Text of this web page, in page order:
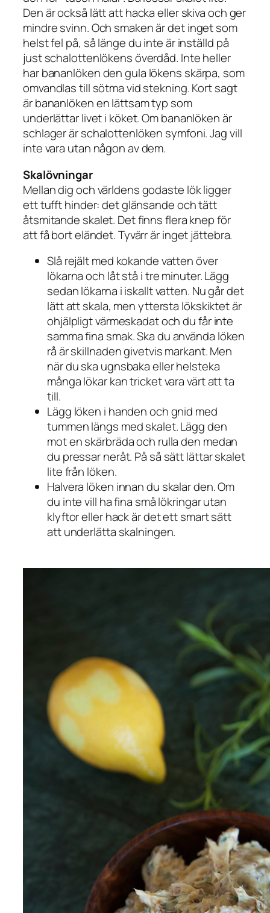
Den är också lätt att hacka eller skiva och ger
mindre svinn. Och smaken är det inget som
helst fel på, så länge du inte är inställd på
just schalottenlökens överdåd. Inte heller
har bananlöken den gula lökens skärpa, som
omvandlas till sötma vid stekning. Kort sagt
är bananlöken en lättsam typ som
underlättar livet i köket. Om bananlöken är
schlager är schalottenlöken symfoni. Jag vill
inte vara utan någon av dem.
Skalövningar
Mellan dig och världens godaste lök ligger
ett tufft hinder: det glänsande och tätt
åtsmitande skalet. Det finns flera knep för
att få bort eländet. Tyvärr är inget jättebra.
Slå rejält med kokande vatten över
lökarna och låt stå i tre minuter. Lägg
sedan lökarna i iskallt vatten. Nu går det
lätt att skala, men yttersta lökskiktet är
ohjälpligt värmeskadat och du får inte
samma fina smak. Ska du använda löken
rå är skillnaden givetvis markant. Men
när du ska ugnsbaka eller helsteka
många lökar kan tricket vara värt att ta
till.
Lägg löken i handen och gnid med
tummen längs med skalet. Lägg den
mot en skärbräda och rulla den medan
du pressar neråt. På så sätt lättar skalet
lite från löken.
Halvera löken innan du skalar den. Om
du inte vill ha fina små lökringar utan
klyftor eller hack är det ett smart sätt
att underlätta skalningen.